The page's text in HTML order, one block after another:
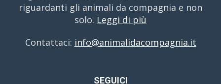
riguardanti gli animali da compagnia e non
solo. Leggi di più
Contattaci: info@animalidacompagnia.it
SEGUICI